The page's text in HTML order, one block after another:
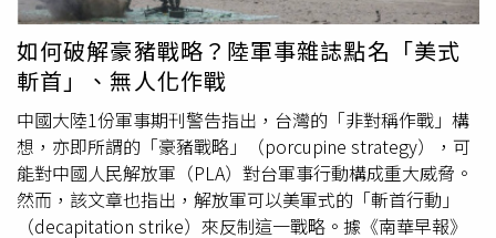
署將以國家安全為最高考量。
如何破解豪豬戰略？陸軍事雜誌點名「美式
斬首」、無人化作戰
中國大陸1份軍事期刊警告指出，台灣的「非對稱作戰」構
想，亦即所謂的「豪豬戰略」（porcupine strategy），可
能對中國人民解放軍（PLA）對台軍事行動構成重大威脅。
然而，該文章也指出，解放軍可以美軍式的「斬首行動」
（decapitation strike）來反制這一戰略。據《南華早報》